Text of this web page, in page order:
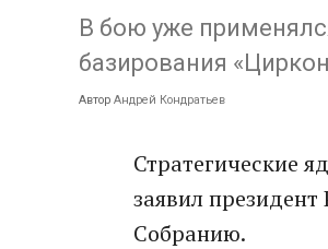
В бою уже
базирования
Автор Андрей Кондратьев
Стратегические
заявил
Собранию.